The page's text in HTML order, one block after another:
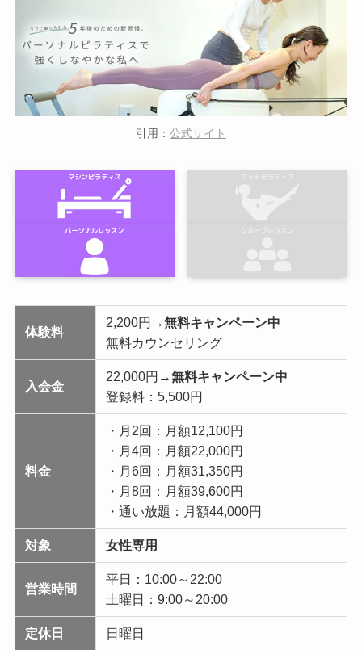
引用： 公式サイト
体験料
2,200円 →無料キャンペーン中
無料カウンセリング
入会金
22,000円 →無料キャンペーン中
登録料：5,500円
料金
・月2回：月額12,100円
・月4回：月額22,000円
・月6回：月額31,350円
・月8回：月額39,600円
・通い放題：月額44,000円
対象 女性専用
営業時間
平日：10:00～22:00
土曜日：9:00～20:00
定休日 日曜日